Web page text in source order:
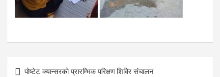
Post
पोष्टेट क्यान्सरको प्रारम्भिक परिक्षण शिविर संचालन